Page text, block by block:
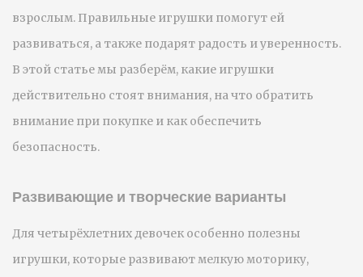
взрослым. Правильные игрушки помогут ей
развиваться, а также подарят радость и уверенность.
В этой статье мы разберём, какие игрушки
действительно стоят внимания, на что обратить
внимание при покупке и как обеспечить
безопасность.
Развивающие и творческие варианты
Для четырёхлетних девочек особенно полезны
игрушки, которые развивают мелкую моторику,